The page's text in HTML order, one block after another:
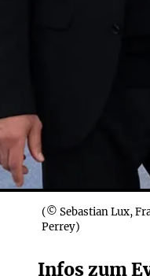
(© Sebastian Lux,
Perrey)
Infos zum